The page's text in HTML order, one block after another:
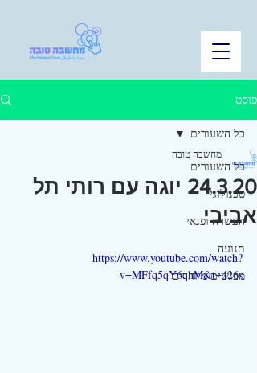
פוסט
כל השעורים
טכנולוגי
העשרה ופנאי
תנועה
מפגשים מיוחדים
כל השעורים
24.3.20 יוגה עם רותי תל
אביבי
מחשבה טובה
https://www.youtube.com/watch?
v=MFfq5qY6qhM&t=426s